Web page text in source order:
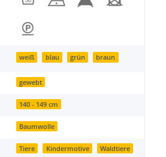
weiß blau grün braun
gewebt
140 - 149 cm
Baumwolle
Tiere Kindermotive Waldtiere